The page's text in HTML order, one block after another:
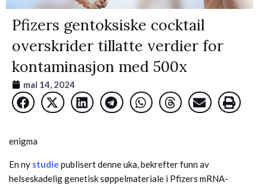
Pfizers gentoksiske cocktail
overskrider tillatte verdier for
kontaminasjon med 500x
mai 14, 2024
enigma
En ny studie publisert denne uka, bekrefter funn av
helseskadelig genetisk søppelmateriale i Pfizers mRNA-